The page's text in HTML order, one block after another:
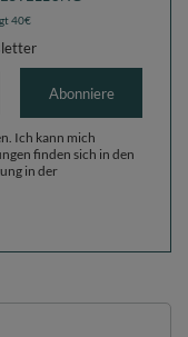
40€
Abonniere
Ich kann mich
finden sich in den
in der